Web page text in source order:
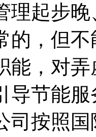
起步晚
的，但
能，对
导节能
司按照